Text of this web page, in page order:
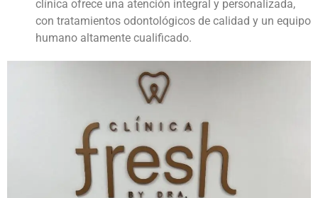
clínica ofrece una atención integral y personalizada,
con tratamientos odontológicos de calidad y un equipo
humano altamente cualificado.